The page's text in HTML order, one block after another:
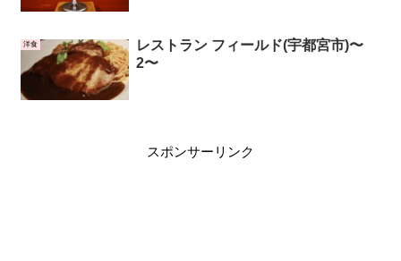
洋食
レストラン フィールド(宇都宮市)〜
2〜
スポンサーリンク